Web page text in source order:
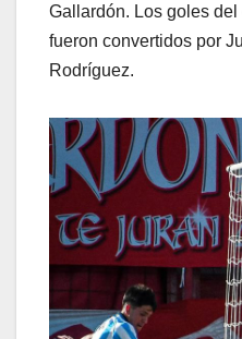
Gallardón. Los goles
fueron convertidos por
Rodríguez.